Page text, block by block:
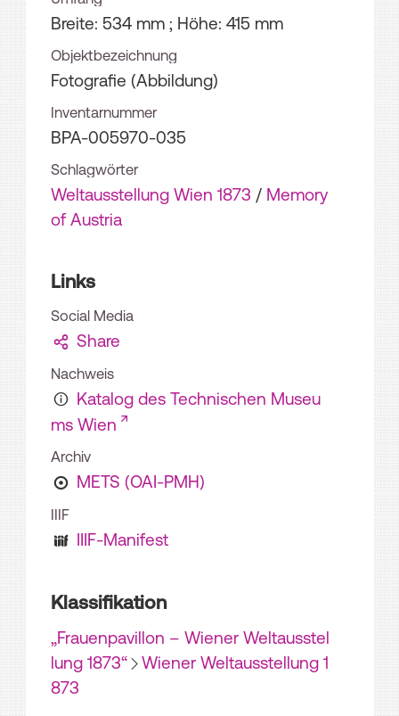
Breite: 534 mm ; Höhe: 415 mm
Objektbezeichnung
Fotografie (Abbildung)
Inventarnummer
BPA-005970-035
Schlagwörter
Weltausstellung Wien 1873 / Memory
of Austria
Links
Social Media
Share
Nachweis
Katalog des Technischen Museu
ms Wien
Archiv
METS (OAI-PMH)
IIIF
IIIF-Manifest
Klassifikation
„Frauenpavillon – Wiener Weltausstel
lung 1873“
Wiener Weltausstellung 1
873